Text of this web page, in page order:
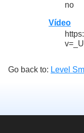
no
Vídeo
Go back to: Level